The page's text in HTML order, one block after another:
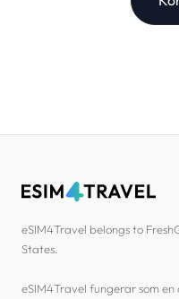
eSIM4Travel belongs to
States.
eSIM4Travel fungerar som